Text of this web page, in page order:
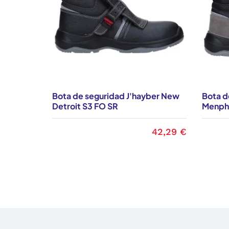
Bota de seguridad J'hayber New
Detroit S3 FO SR
Precio
42,29 €
Bota